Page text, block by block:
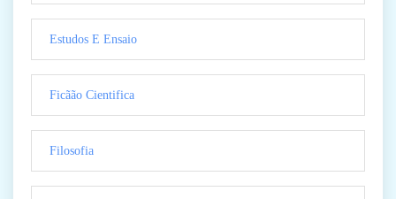
Estudos E Ensaio
Ficãão Cientifica
Filosofia